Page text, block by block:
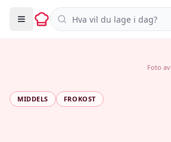
Søk i oppskrifter
MIDDELS FROKOST
Foto av